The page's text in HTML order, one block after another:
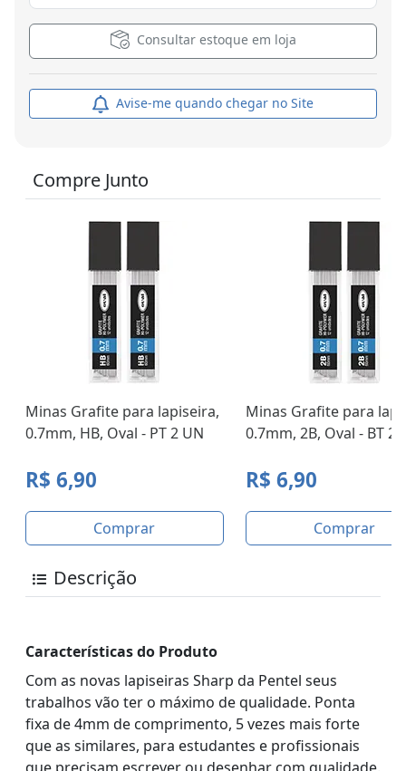
Consultar estoque em loja
Avise-me quando chegar no Site
Compre Junto
Minas Grafite para lapiseira,
0.7mm, HB, Oval - PT 2 UN
R$ 6,90
Comprar
Minas Grafite para
0.7mm, 2B, Oval - BT 2
R$ 6,90
Comprar
Descrição
Características do Produto
Com as novas lapiseiras Sharp da Pentel seus
trabalhos vão ter o máximo de qualidade. Ponta
fixa de 4mm de comprimento, 5 vezes mais forte
que as similares, para estudantes e profissionais